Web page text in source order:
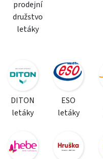
prodejní
družstvo
letáky
DITON
letáky
ESO
letáky